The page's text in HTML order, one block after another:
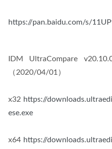
https://pan.baidu.com/s/
IDM UltraCompare
（2020/04/01）
x32 https://
ese.exe
x64 https://